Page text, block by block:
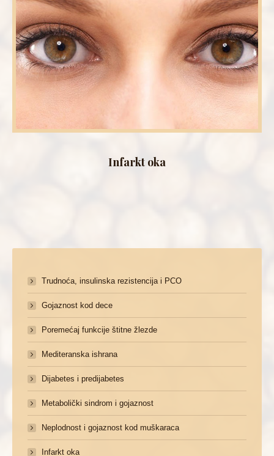
Infarkt oka
Trudnoća, insulinska rezistencija i PCO
Gojaznost kod dece
Poremećaj funkcije štitne žlezde
Mediteranska ishrana
Dijabetes i predijabetes
Metabolički sindrom i gojaznost
Neplodnost i gojaznost kod muškaraca
Infarkt oka